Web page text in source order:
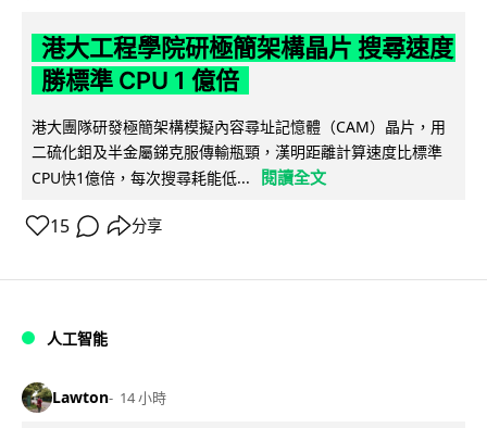
港大工程學院研極簡架構晶片 搜尋速度
勝標準 CPU 1 億倍
港大團隊研發極簡架構模擬內容尋址記憶體（CAM）晶片，用
二硫化鉬及半金屬銻克服傳輸瓶頸，漢明距離計算速度比標準
CPU快1億倍，每次搜尋耗能低...
閱讀全文
15 分享
人工智能
Lawton 14 小時